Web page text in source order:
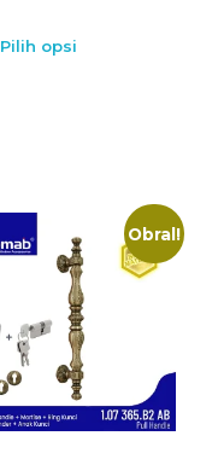
Pilih opsi
Obral!